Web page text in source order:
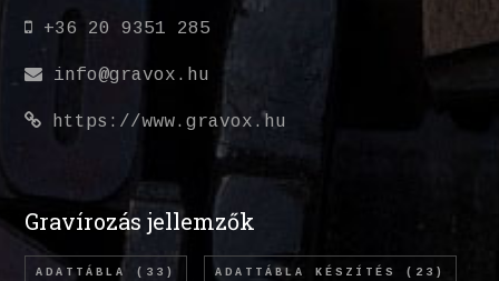
+36 20 9351 285
info@gravox.hu
https://www.gravox.hu
Gravírozás jellemzők
ADATTÁBLA (33) ADATTÁBLA KÉSZÍTÉS (23)